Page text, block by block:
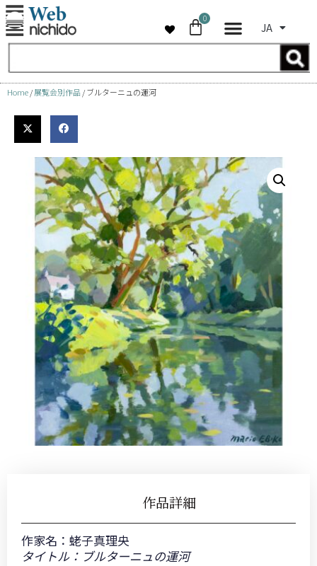
コ
テ
ン
ス
0
JA
Home/展覧会別作品 / ブルターニュの運河
作品詳細
作家名： 蛯子真理央
タイトル：ブルターニュの運河